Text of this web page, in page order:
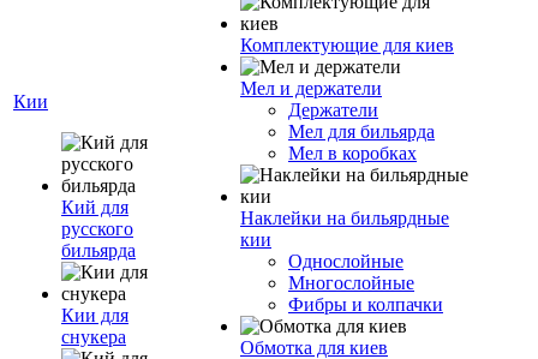
Кии
Кий для
русского
бильярда
Кии для
снукера
Комплектующие для киев
Мел и держатели
Держатели
Мел для бильярда
Мел в коробках
Наклейки на бильярдные
кии
Однослойные
Многослойные
Фибры и колпачки
Обмотка для киев